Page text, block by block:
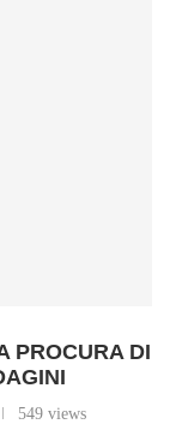
PROCURA DI
549 views